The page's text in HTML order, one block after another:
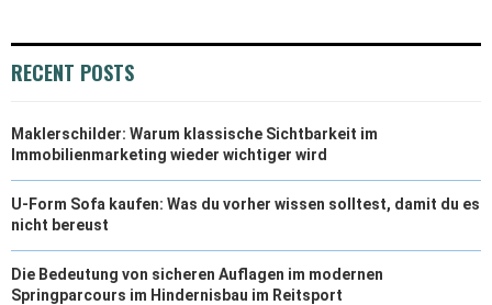
RECENT POSTS
Maklerschilder: Warum klassische Sichtbarkeit im
Immobilienmarketing wieder wichtiger wird
U-Form Sofa kaufen: Was du vorher wissen solltest, damit du es
nicht bereust
Die Bedeutung von sicheren Auflagen im modernen
Springparcours im Hindernisbau im Reitsport